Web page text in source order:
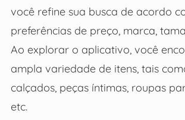
você refine sua busca de acordo
preferências de preço, marca,
Ao explorar o aplicativo, você
ampla variedade de itens, tais
calçados, peças íntimas, roupas
etc.